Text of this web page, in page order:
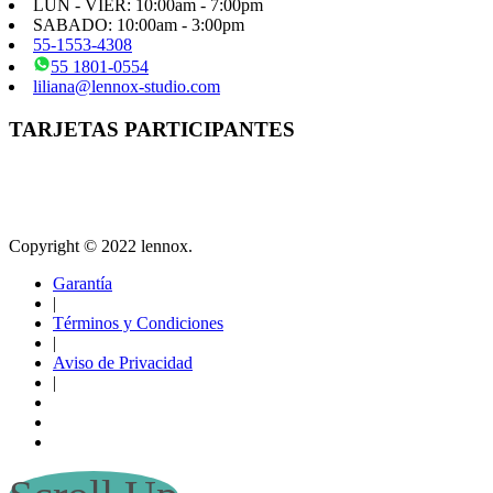
LUN - VIER: 10:00am - 7:00pm
SABADO: 10:00am - 3:00pm
55-1553-4308
55 1801-0554
liliana@lennox-studio.com
TARJETAS PARTICIPANTES
Copyright © 2022 lennox.
Garantía
|
Términos y Condiciones
|
Aviso de Privacidad
|